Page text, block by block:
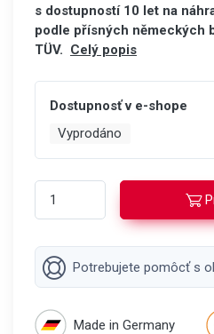
s dostupností 10 let na
podle přísných německých
TÜV. Celý popis
Dostupnosť v e-shope
Vyprodáno
Potrebujete pomôcť s
Made in Germany